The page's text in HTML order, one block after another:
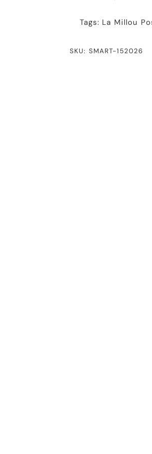
Tags: La Millou
SKU: SMART-152026